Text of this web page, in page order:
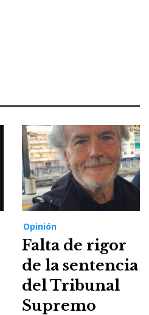
Opinión
Falta de rigor
de la sentencia
del Tribunal
Supremo